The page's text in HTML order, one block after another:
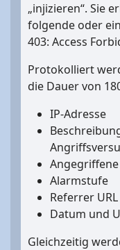
„injizieren“. Sie
folgende oder
403: Access
Protokolliert
die Dauer von
IP-Adresse
Alarmstufe
Referrer URL
Datum und
Gleichzeitig